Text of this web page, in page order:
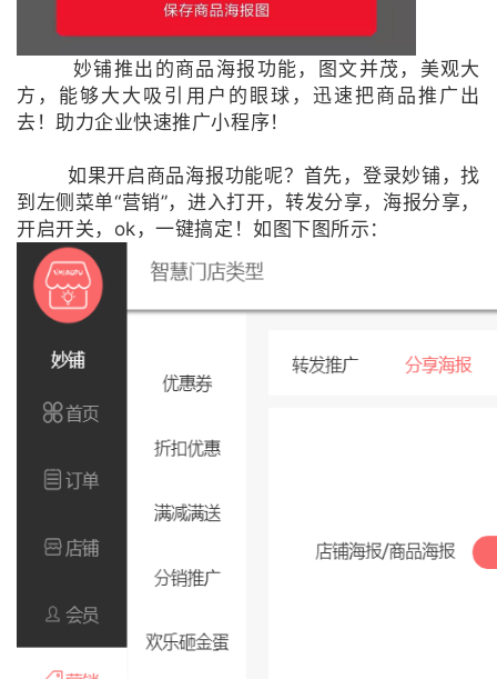
妙铺推出的商品海报功能，图文并茂，美观大
方，能够大大吸引用户的眼球，迅速把商品推广出
去！助力企业快速推广小程序！
如果开启商品海报功能呢？首先，登录妙铺，找
到左侧菜单“营销”，进入打开，转发分享，海报分享，
开启开关，ok，一键搞定！如图下图所示：